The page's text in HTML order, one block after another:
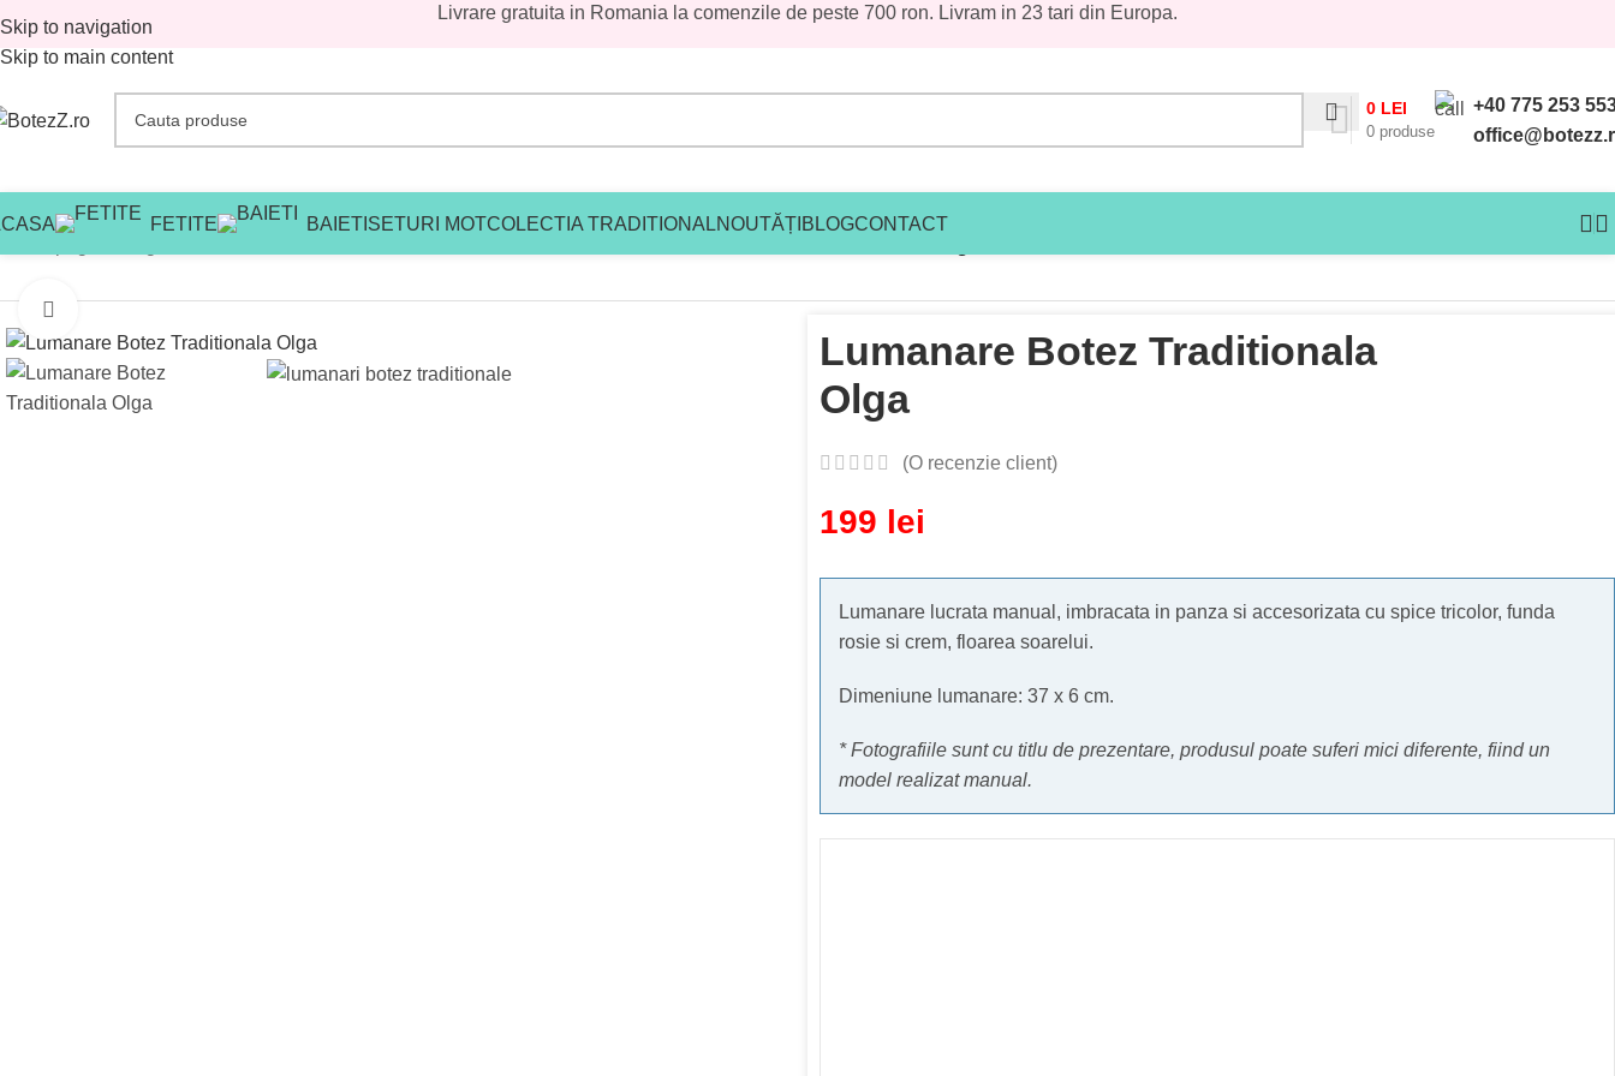
Skip to navigation
Skip to main content
Livrare gratuita in Romania la comenzile de peste 700 ron. Livram in 23 tari din Europa.
0 produse
0 LEI
+40 775 253
FETITE BAIETI SETURI MOTCOLECTIA TRADITIONALNOUTĂȚI BLOGCONTACT
Lumanare Botez Traditionala
Olga
(O recenzie client)
199 lei
Lumanare lucrata manual, imbracata in panza si accesorizata cu spice tricolor, funda
rosie si crem, floarea soarelui.
Dimeniune lumanare: 37 x 6 cm.
* Fotografiile sunt cu titlu de prezentare, produsul poate suferi mici diferente, fiind un
model realizat manual.